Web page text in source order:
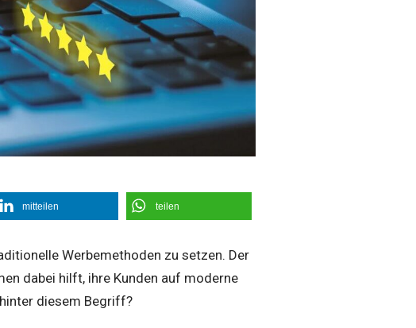
mitteilen teilen
Werbemethoden zu setzen. Der
dabei hilft, ihre Kunden auf moderne
diesem Begriff?